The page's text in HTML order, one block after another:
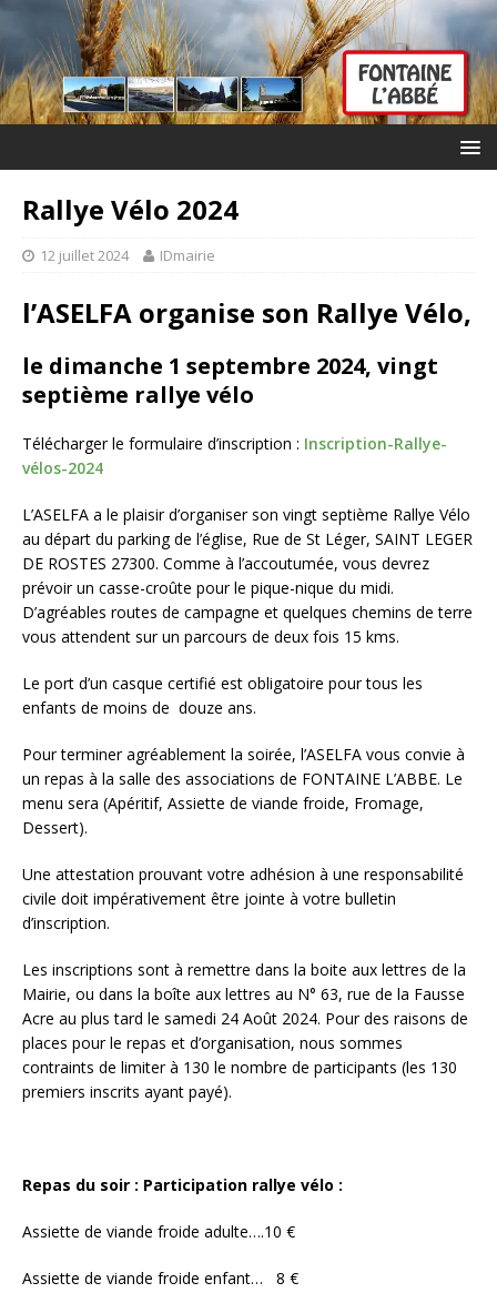
Rallye Vélo 2024
12 juillet 2024 IDmairie
l’ASELFA organise son Rallye Vélo,
le dimanche 1 septembre 2024, vingt
septième rallye vélo
Télécharger le formulaire d’inscription : Inscription-Rallye-
vélos-2024
L’ASELFA a le plaisir d’organiser son vingt septième Rallye Vélo
au départ du parking de l’église, Rue de St Léger, SAINT LEGER
DE ROSTES 27300. Comme à l’accoutumée, vous devrez
prévoir un casse-croûte pour le pique-nique du midi.
D’agréables routes de campagne et quelques chemins de terre
vous attendent sur un parcours de deux fois 15 kms.
Le port d’un casque certifié est obligatoire pour tous les
enfants de moins de douze ans.
Pour terminer agréablement la soirée, l’ASELFA vous convie à
un repas à la salle des associations de FONTAINE L’ABBE. Le
menu sera (Apéritif, Assiette de viande froide, Fromage,
Dessert).
Une attestation prouvant votre adhésion à une responsabilité
civile doit impérativement être jointe à votre bulletin
d’inscription.
Les inscriptions sont à remettre dans la boite aux lettres de la
Mairie, ou dans la boîte aux lettres au N° 63, rue de la Fausse
Acre au plus tard le samedi 24 Août 2024. Pour des raisons de
places pour le repas et d’organisation, nous sommes
contraints de limiter à 130 le nombre de participants (les 130
premiers inscrits ayant payé).
Repas du soir : Participation rallye vélo :
Assiette de viande froide adulte….10 €
Assiette de viande froide enfant… 8 €